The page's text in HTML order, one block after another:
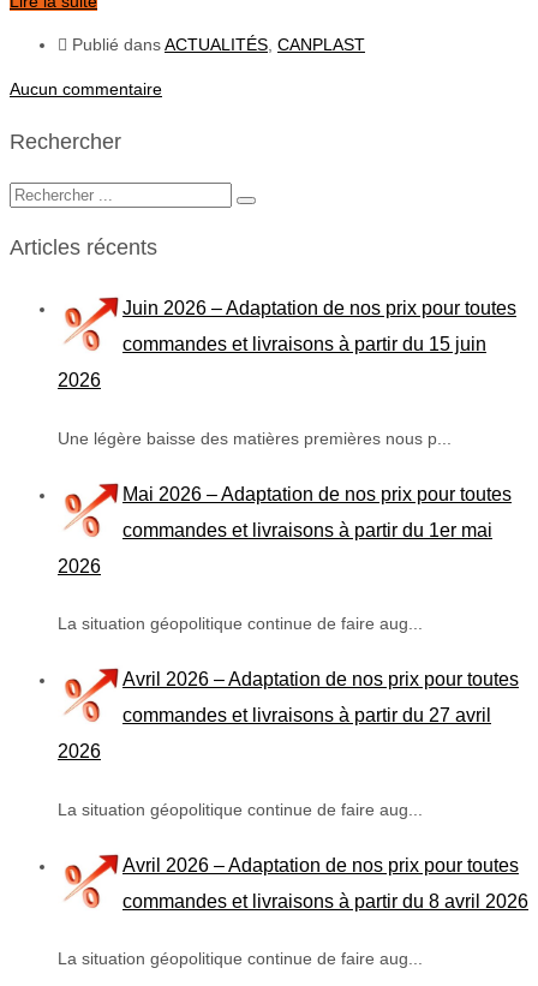
Publié dansACTUALITÉS CANPLAST
Aucun commentaire
Rechercher
Articles récents
Juin 2026 – Adaptation de nos prix pour toutes
commandes et livraisons à partir du 15 juin
2026
Une légère baisse des matières premières nous p...
Mai 2026 – Adaptation de nos prix pour toutes
commandes et livraisons à partir du 1er mai
2026
La situation géopolitique continue de faire aug...
Avril 2026 – Adaptation de nos prix pour toutes
commandes et livraisons à partir du 27 avril
2026
La situation géopolitique continue de faire aug...
Avril 2026 – Adaptation de nos prix pour toutes
commandes et livraisons à partir du 8 avril 2026
La situation géopolitique continue de faire aug...